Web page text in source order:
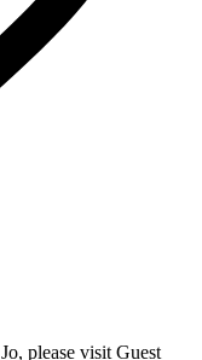
please visit Guest